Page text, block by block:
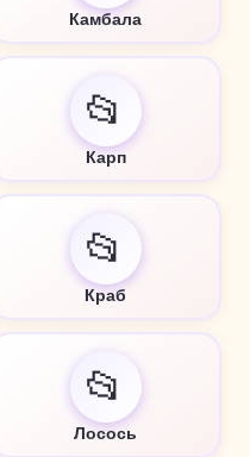
Камбала
📂
Карп
📂
Краб
📂
Лосось